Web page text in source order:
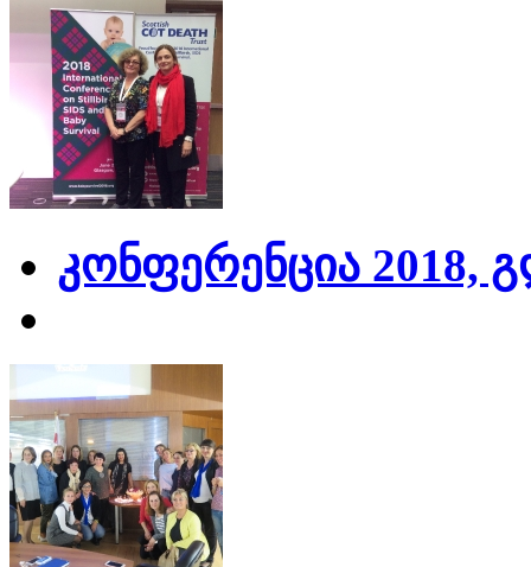
კონფერენცია 2018,